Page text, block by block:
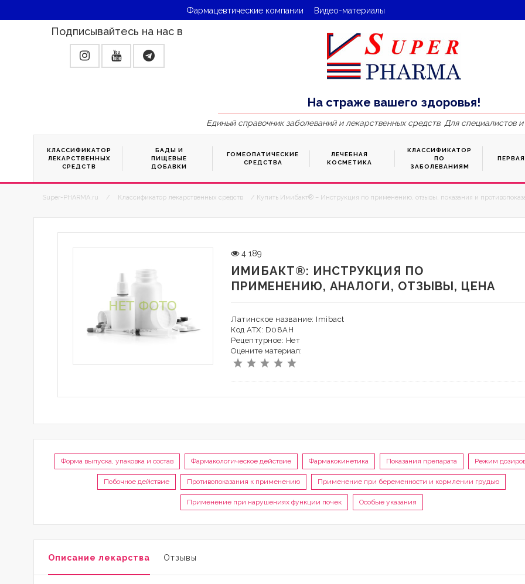
Фармацевтические компании Видео-материалы
Подписывайтесь на нас в
На страже вашего здоровья!
Единый справочник заболеваний и лекарственных средств. Для специалистов
КЛАССИФИКАТОР
ЛЕКАРСТВЕННЫХ
СРЕДСТВ
БАДЫ И
ПИЩЕВЫЕ
ДОБАВКИ
ГОМЕОПАТИЧЕСКИЕ
СРЕДСТВА
ЛЕЧЕБНАЯ
КОСМЕТИКА
КЛАССИФИКАТОР
ПО
ЗАБОЛЕВАНИЯМ
Super-PHARMA.ru / Классификатор лекарственных средств / Купить Имибакт® – Инструкция по применению, отзывы, показания и
4 189
ИМИБАКТ®: ИНСТРУКЦИЯ ПО
ПРИМЕНЕНИЮ, АНАЛОГИ, ОТЗЫВЫ, ЦЕНА
Латинское название: Imibact
Код АТХ: D08AH
Рецептурное: Нет
Оцените материал:
Форма выпуска, упаковка и состав Фармакологическое действие Фармакокинетика Показания препарата Режим
Побочное действие Противопоказания к применению Применение при беременности и кормлении грудью
Применение при нарушениях функции почек Особые указания
Описание лекарства Отзывы